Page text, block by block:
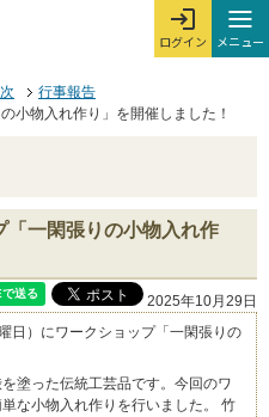
ログイン
ログインを開
メニュー
メ
行事報告
物入れ作り」を開催しました！
一閑張りの小物入れ作
2025年10月29日
日）にワークショップ「一閑張りの
塗った伝統工芸品です。今回のワ
な小物入れ作りを行いました。 竹